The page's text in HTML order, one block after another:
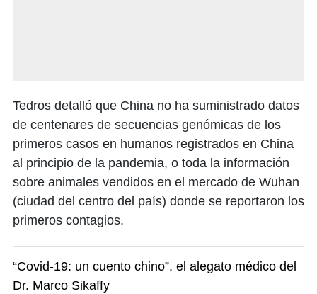
Tedros detalló que China no ha suministrado datos
de centenares de secuencias genómicas de los
primeros casos en humanos registrados en China
al principio de la pandemia, o toda la información
sobre animales vendidos en el mercado de Wuhan
(ciudad del centro del país) donde se reportaron los
primeros contagios.
“Covid-19: un cuento chino”, el alegato médico del
Dr. Marco Sikaffy